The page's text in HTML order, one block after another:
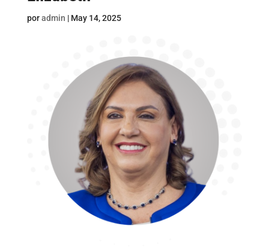
poradmin | May 14, 2025